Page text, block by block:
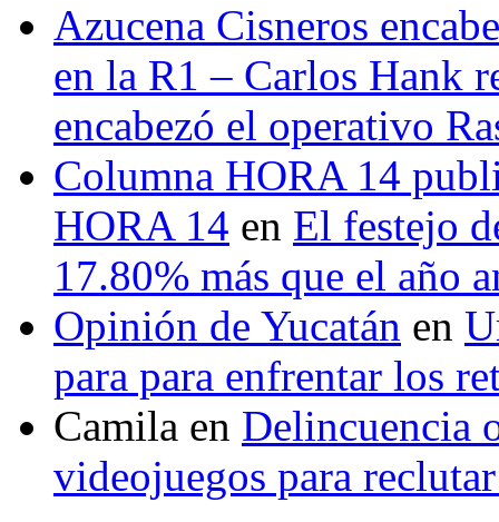
Azucena Cisneros
en la R1 – Carlos Hank
encabezó el operativo
Columna HORA 14
HORA 14 en El festejo
17.80% más que el año
Opinión de Yucatán en
para para enfrentar los
Camila en Delincuencia
videojuegos para